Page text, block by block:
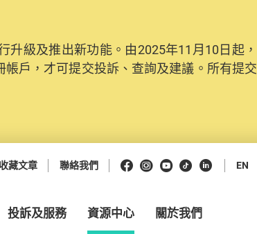
級及推出新功能。由2025年11月10日起，
戶，才可提交投訴、查詢及建議。所有提交
藏文章 聯絡我們 Facebook
Instagram
Youtube
抖音領英 EN
投訴及服務 資源中心 關於我們